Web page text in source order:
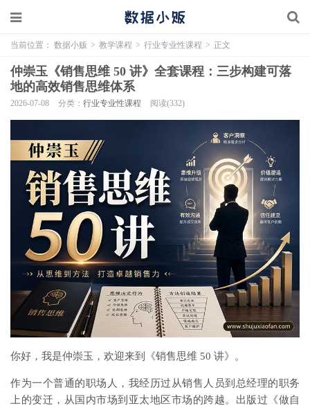
当前位置： 数据小贩 > 教学课程 > 行业专业性课程 > 正文
仲崇玉《销售思维 50 讲》全套课程：三步构建可落
地的高效销售思维体系
2026-07-08 分类： 行业专业性课程 阅读(332)
你好，我是仲崇玉，欢迎来到《销售思维 50 讲》。
作为一个普通的职场人，我经历过从销售人员到总经理的职务
上的变迁，从国内市场到亚太地区市场的跨越。出版过《做自